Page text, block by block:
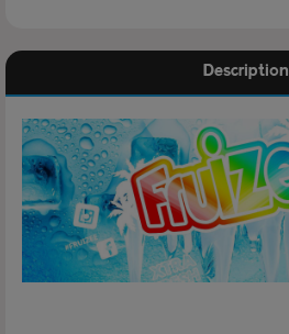
Description